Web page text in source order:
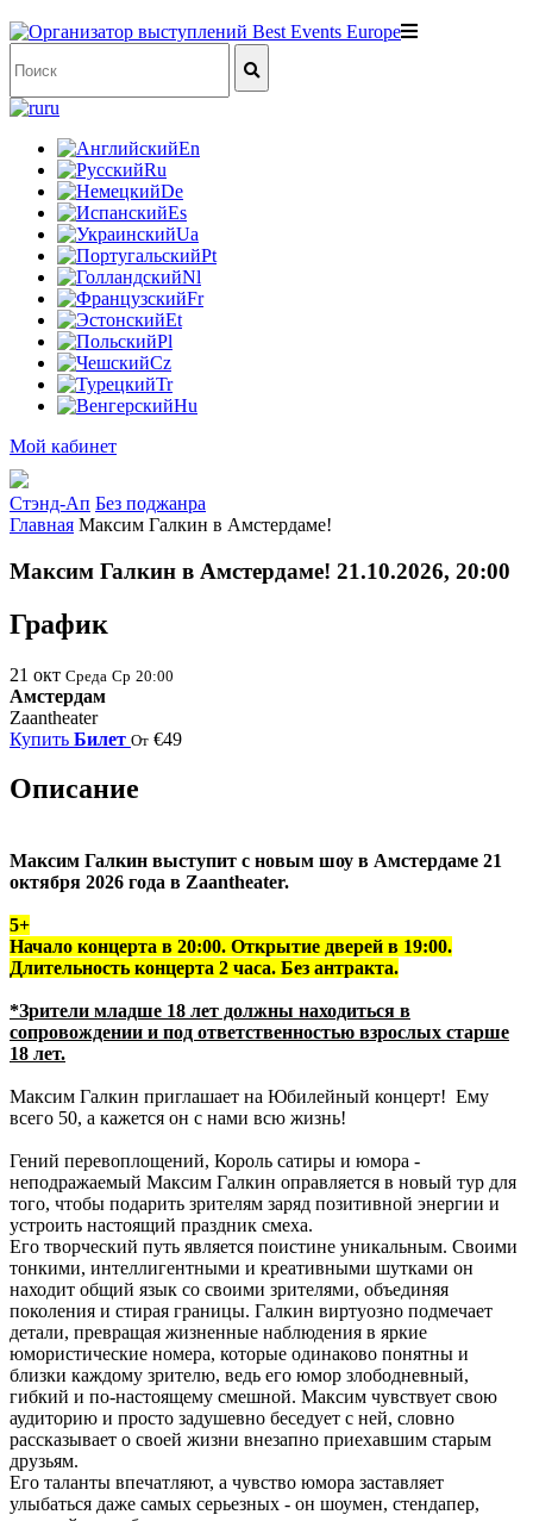
ru
En
Ru
De
Es
Ua
Pt
Nl
Fr
Et
Pl
Cz
Tr
Hu
Мой кабинет
Стэнд-Ап Без поджанра
Главная Максим Галкин в Амстердаме!
Максим Галкин в Амстердаме! 21.10.2026, 20:00
График
21 окт Среда Ср 20:00
Амстердам
Zaantheater
Купить Билет От €49
Описание
Максим Галкин выступит с новым шоу в Амстердаме 21
октября 2026 года в Zaantheater.
5+
Начало концерта в 20:00. Открытие дверей в 19:00.
Длительность концерта 2 часа. Без антракта.
*Зрители младше 18 лет должны находиться в
сопровождении и под ответственностью взрослых старше
18 лет.
Максим Галкин приглашает на Юбилейный концерт! Ему
всего 50, а кажется он с нами всю жизнь!
Гений перевоплощений, Король сатиры и юмора -
неподражаемый Максим Галкин оправляется в новый тур для
того, чтобы подарить зрителям заряд позитивной энергии и
устроить настоящий праздник смеха.
Его творческий путь является поистине уникальным. Своими
тонкими, интеллигентными и креативными шутками он
находит общий язык со своими зрителями, объединяя
поколения и стирая границы. Галкин виртуозно подмечает
детали, превращая жизненные наблюдения в яркие
юмористические номера, которые одинаково понятны и
близки каждому зрителю, ведь его юмор злободневный,
гибкий и по-настоящему смешной. Максим чувствует свою
аудиторию и просто задушевно беседует с ней, словно
рассказывает о своей жизни внезапно приехавшим старым
друзьям.
Его таланты впечатляют, а чувство юмора заставляет
улыбаться даже самых серьезных - он шоумен, стендапер,